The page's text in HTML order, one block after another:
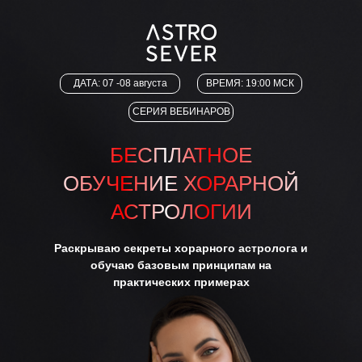
БЕСПЛАТНОЕ
ОБУЧЕНИЕ ХОРАРНОЙ
АСТРОЛОГИИ
Раскрываю секреты хорарного астролога и
обучаю базовым принципам на
практических примерах
ДАТА: 07 -08 августа ВРЕМЯ: 19:00 МСК
СЕРИЯ ВЕБИНАРОВ